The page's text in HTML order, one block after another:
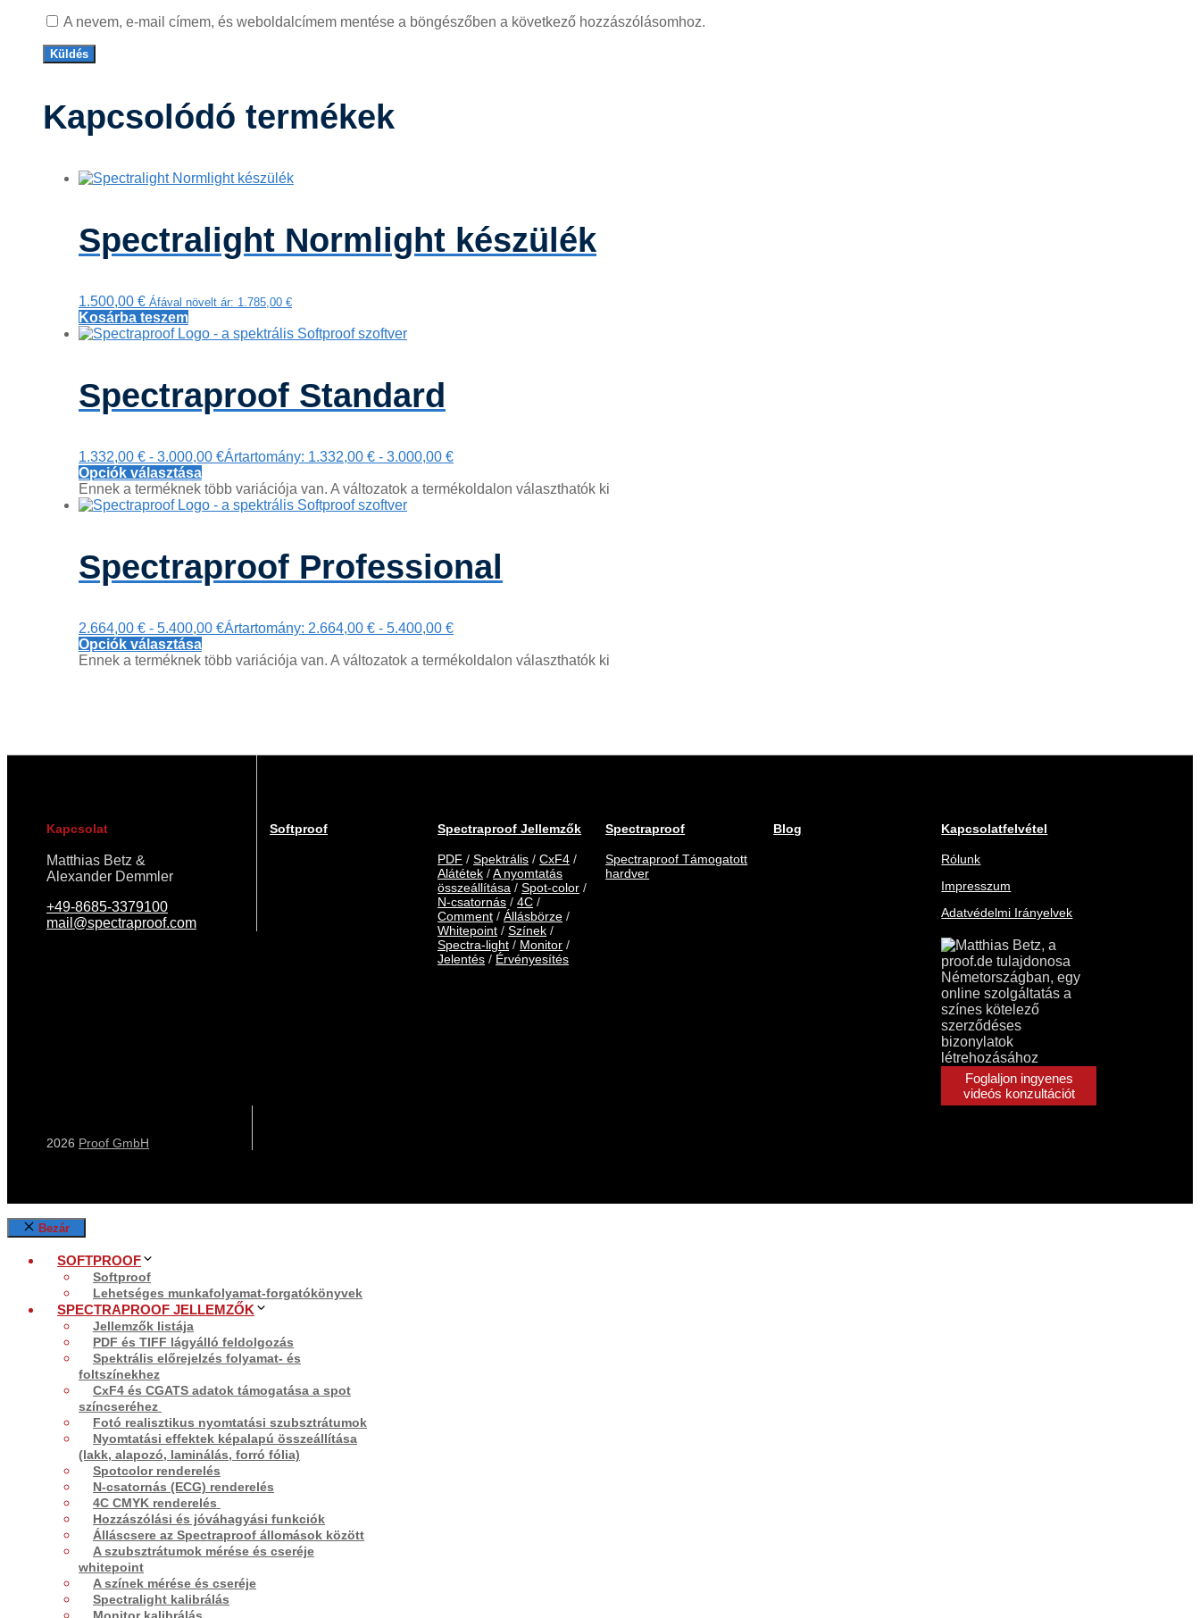
A nevem, e-mail címem, és weboldalcímem mentése a böngészőben a következő hozzászólásomhoz.
Kapcsolódó termékek
Spectralight Normlight készülék
1.500,00 € Áfával növelt ár: 1.785,00 €
Kosárba teszem
Spectraproof Standard
1.332,00 € - 3.000,00 €Ártartomány: 1.332,00 € - 3.000,00 €
Opciók választása
Ennek a terméknek több variációja van. A változatok a termékoldalon választhatók ki
Spectraproof Professional
2.664,00 € - 5.400,00 €Ártartomány: 2.664,00 € - 5.400,00 €
Opciók választása
Ennek a terméknek több variációja van. A változatok a termékoldalon választhatók ki
Kapcsolat
Matthias Betz &
Alexander Demmler
+49-8685-3379100
mail@spectraproof.com
Softproof Spectraproof Jellemzők
PDF /Spektrális /CxF4 /
Alátétek /A nyomtatás
összeállítása /Spot-color /
N-csatornás /4C /
Comment /Állásbörze /
Whitepoint /Színek /
Spectra-light / Monitor /
Jelentés / Érvényesítés
Spectraproof
Spectraproof Támogatott
hardver
Blog Kapcsolatfelvétel
Rólunk
Impresszum
Adatvédelmi Irányelvek
Foglaljon ingyenes
videós konzultációt
2026 Proof GmbH
Bezár
SOFTPROOF
Softproof
Lehetséges munkafolyamat-forgatókönyvek
SPECTRAPROOF JELLEMZŐK
Jellemzők listája
PDF és TIFF lágyálló feldolgozás
Spektrális előrejelzés folyamat- és
foltszínekhez
CxF4 és CGATS adatok támogatása a spot
színcseréhez
Fotó realisztikus nyomtatási szubsztrátumok
Nyomtatási effektek képalapú összeállítása
(lakk, alapozó, laminálás, forró fólia)
Spotcolor renderelés
N-csatornás (ECG) renderelés
4C CMYK renderelés
Hozzászólási és jóváhagyási funkciók
Álláscsere az Spectraproof állomások között
A szubsztrátumok mérése és cseréje
whitepoint
A színek mérése és cseréje
Spectralight kalibrálás